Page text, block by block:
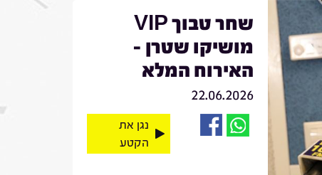
שחר טבוך VIP
מושיקו שטרן -
האירוח המלא
22.06.2026
נגן את
הקטע